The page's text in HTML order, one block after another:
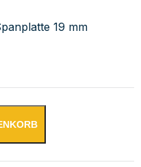
19 mm
| Bautiefe 700 mm | AISI